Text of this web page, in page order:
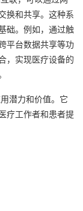
换和共享。这种系
础。例如，通过触
平台数据共享等功
，实现医疗设备的
潜力和价值。它
疗工作者和患者提